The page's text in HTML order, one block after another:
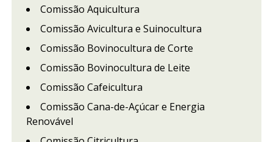
Comissão Aquicultura
Comissão Avicultura e Suinocultura
Comissão Bovinocultura de Corte
Comissão Bovinocultura de Leite
Comissão Cafeicultura
Comissão Cana-de-Açúcar e Energia
Renovável